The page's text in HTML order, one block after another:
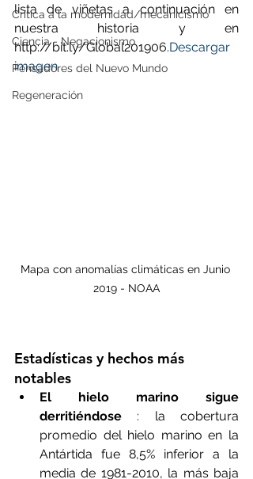
Crítica a la modernidad/mecanicismo
Ciencia - Negacionismo
Pensadores del Nuevo Mundo
Regeneración
lista de viñetas a continuación en
nuestra historia y en
http://bit.ly/Global201906.Descargar
imagen
Mapa con anomalías climáticas en Junio
2019 - NOAA
Estadísticas y hechos más
notables
El hielo marino sigue
derritiéndose : la cobertura
promedio del hielo marino en la
Antártida fue 8,5% inferior a la
media de 1981-2010, la más baja